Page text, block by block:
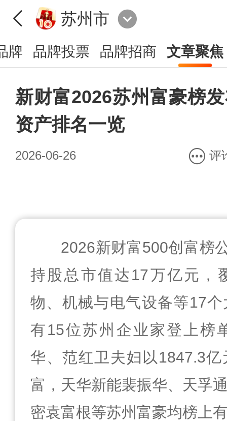
苏州市
牌 品牌投票 品牌招商 文章聚焦
新财富2026苏州富豪榜
资产排名一览
2026-06-26 评
2026新财富500创富榜
持股总市值达17万亿元，
物、机械与电气设备等17
有15位苏州企业家登上榜
华、范红卫夫妇以1847.3
富，天华新能裴振华、天孚
密袁富根等苏州富豪均榜上